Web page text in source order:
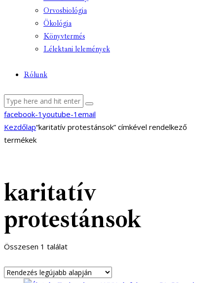
Orvosbiológia
Ökológia
Könyvtermés
Lélektani lelemények
Rólunk
facebook-1 youtube-1 email
Kezdőlap“karitatív protestánsok” címkével rendelkező
termékek
karitatív
protestánsok
Összesen 1 találat